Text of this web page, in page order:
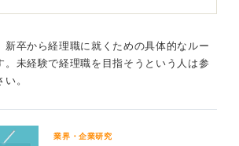
！ 資格や前職での強みをPRしよう
自力で読める状態まで仕上げておく
が格段に上がります。
新卒から経理職に就くための具体的なルー
。未経験で経理職を目指そうという人は参
。
業界・企業研究